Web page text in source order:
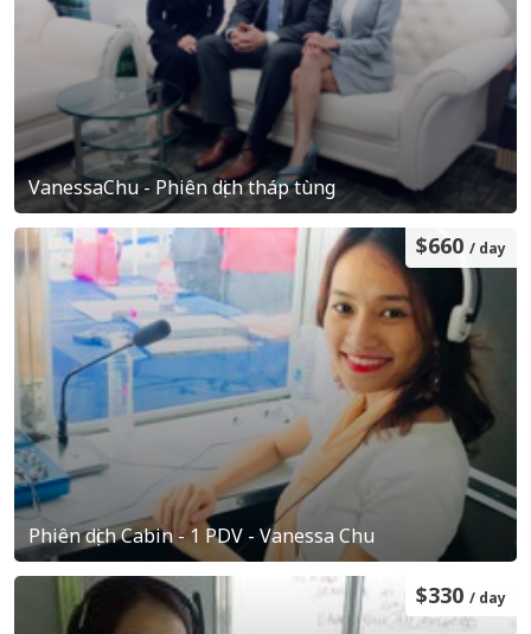
VanessaChu - Phiên dịch tháp tùng
Phiên dịch Cabin - 1 PDV - Vanessa Chu
$660 / day
$330 / day